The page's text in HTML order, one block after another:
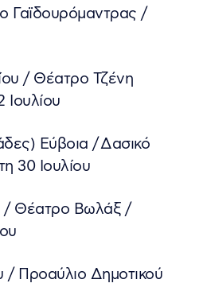
Γαϊδουρόμαντρας /
/ Θέατρο Τζένη
Εύβοια / Δασικό
30 Ιουλίου
/ Θέατρο Βωλάξ /
/ Προαύλιο Δημοτικού